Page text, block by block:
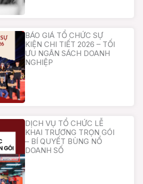
BÁO GIÁ TỔ CHỨC SỰ
KIỆN CHI TIẾT 2026 – TỐI
ƯU NGÂN SÁCH DOANH
NGHIỆP
DỊCH VỤ TỔ CHỨC LỄ
KHAI TRƯƠNG TRỌN GÓI
– BÍ QUYẾT BÙNG NỔ
DOANH SỐ